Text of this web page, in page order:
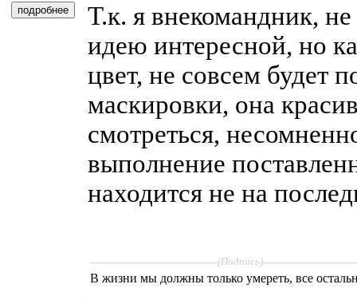
Т.к. я внекомандник,
идею интересной, но
цвет, не совсем будет
маскировки, она
смотреться,
выполнение
находится не на
(Подпись)
В жизни мы должны только умереть, все